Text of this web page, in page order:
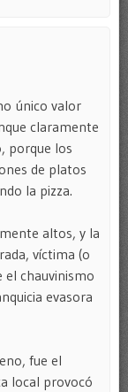
único valor
claramente
porque los
de platos
la pizza.
altos, y la
víctima (o
el chauvinismo
evasora
fue el
local provocó